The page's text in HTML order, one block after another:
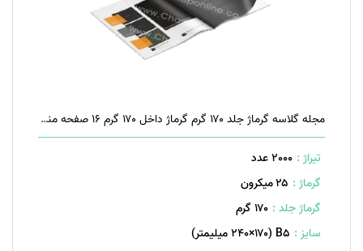
مجله گلاسه گرماژ جلد ۱۷۰ گرم گرماژ داخل ۱۷۰ گرم ۱۶ صفحه منگنه تخت
تیراژ : 2000 عدد
گرماژ : ۲۵ میکرون
گرماژ جلد : ۱۷۰ گرم
سایز : B۵ (۲۴۰×۱۷۰ میلیمتر)